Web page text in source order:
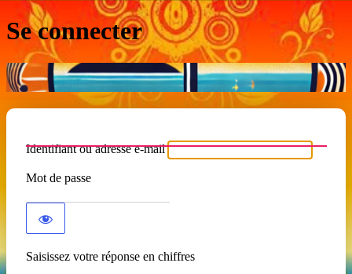
Se connecter
Identifiant ou adresse e-mail
Mot de passe
Saisissez votre réponse en chiffres